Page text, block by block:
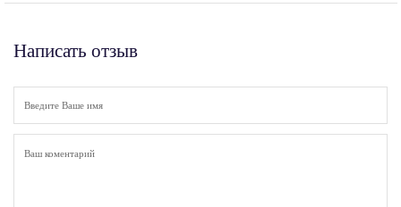
Написать отзыв